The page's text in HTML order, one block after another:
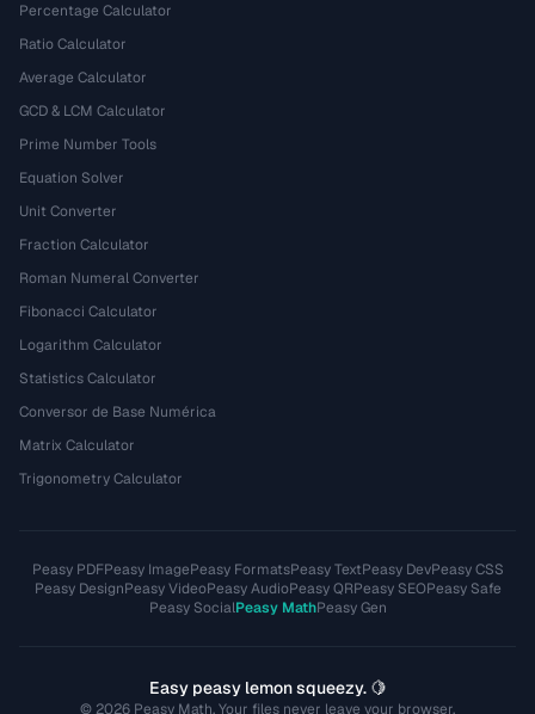
Percentage Calculator
Ratio Calculator
Average Calculator
GCD & LCM Calculator
Prime Number Tools
Equation Solver
Unit Converter
Fraction Calculator
Roman Numeral Converter
Fibonacci Calculator
Logarithm Calculator
Statistics Calculator
Conversor de Base Numérica
Matrix Calculator
Trigonometry Calculator
Peasy PDFPeasy ImagePeasy FormatsPeasy TextPeasy DevPeasy CSS
Peasy DesignPeasy VideoPeasy AudioPeasy QRPeasy SEOPeasy Safe
Peasy SocialPeasy MathPeasy Gen
Easy peasy lemon squeezy. 🍋
© 2026 Peasy Math. Your files never leave your browser.